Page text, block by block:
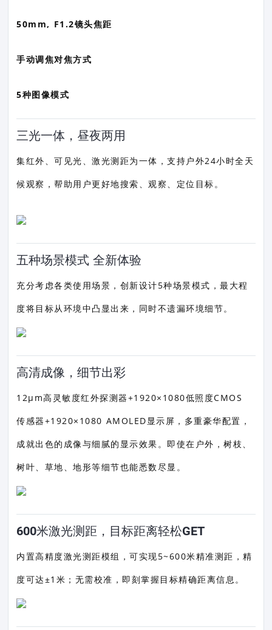
50mm, F1.2镜头焦距
手动调焦对焦方式
5种图像模式
三光一体，昼夜两用
集红外、可见光、激光测距为一体，支持户外24小时全天
候观察，帮助用户更好地搜索、观察、定位目标。
五种场景模式 全新体验
充分考虑各类使用场景，创新设计5种场景模式，最大程
度将目标从环境中凸显出来，同时不遗漏环境细节。
高清成像，细节出彩
12μm高灵敏度红外探测器+1920×1080低照度CMOS
传感器+1920×1080 AMOLED显示屏，多重豪华配置，
成就出色的成像与细腻的显示效果。即使在户外，树枝、
树叶、草地、地形等细节也能悉数尽显。
600米激光测距，目标距离轻松GET
内置高精度激光测距模组，可实现5~600米精准测距，精
度可达±1米；无需校准，即刻掌握目标精确距离信息。